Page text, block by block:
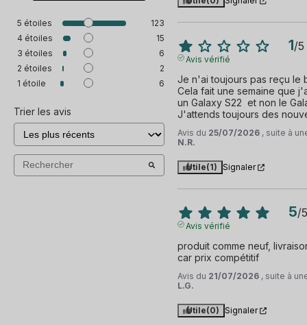
5 étoiles
123
4 étoiles
15
3 étoiles
6
2 étoiles
2
1 étoile 6
Trier les avis
1/5
Avis vérifié
Je n'ai toujours pas reçu le
Cela fait une semaine que
un Galaxy S22  et non le
J'attends toujours des
Avis du 25/07/2026 , suite à
N.R.
Utile(1) Signaler
5/5
Avis vérifié
produit comme neuf,
car prix compétitif
Avis du 21/07/2026 , suite à
L.G.
Utile(0) Signaler